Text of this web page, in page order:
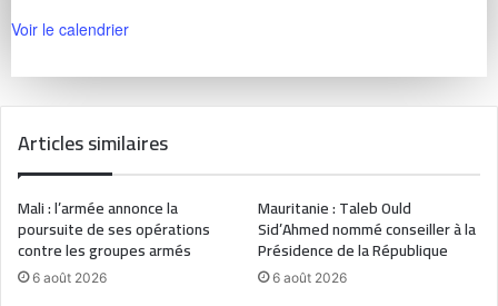
Voir le calendrier
Articles similaires
Mali : l’armée annonce la
poursuite de ses opérations
contre les groupes armés
6 août 2026
Mauritanie : Taleb Ould
Sid’Ahmed nommé conseiller à la
Présidence de la République
6 août 2026